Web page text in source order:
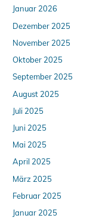
Januar 2026
Dezember 2025
November 2025
Oktober 2025
September 2025
August 2025
Juli 2025
Juni 2025
Mai 2025
April 2025
März 2025
Februar 2025
Januar 2025